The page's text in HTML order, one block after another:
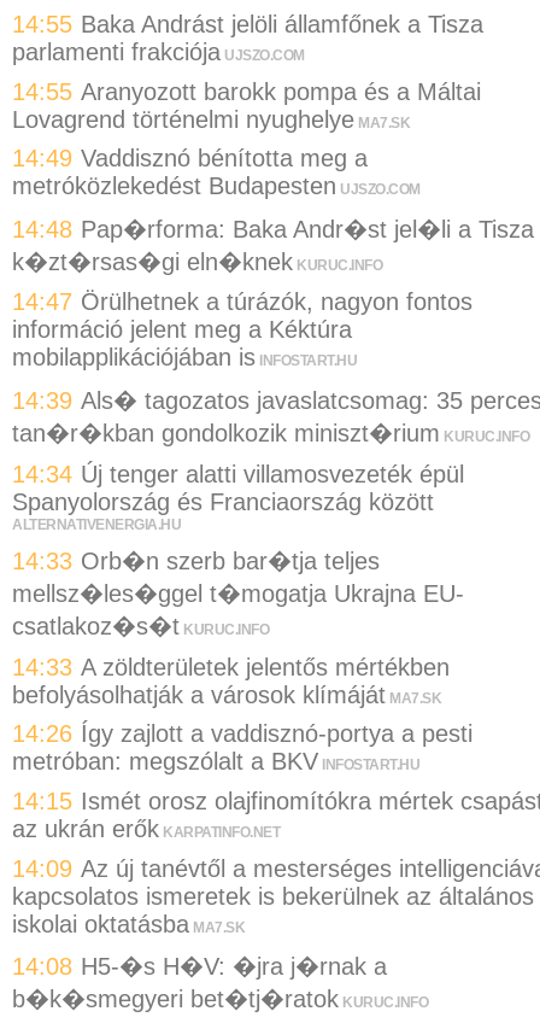
14:55 Baka Andrást jelöli államfőnek a Tisza
parlamenti frakciója UJSZO.COM
14:55 Aranyozott barokk pompa és a Máltai
Lovagrend történelmi nyughelye MA7.SK
14:49 Vaddisznó bénította meg a
metróközlekedést Budapesten UJSZO.COM
14:48 Pap�rforma: Baka Andr�st jel�li a Tisza
k�zt�rsas�gi eln�knek KURUC.INFO
14:47 Örülhetnek a túrázók, nagyon fontos
információ jelent meg a Kéktúra
mobilapplikációjában is INFOSTART.HU
14:39 Als� tagozatos javaslatcsomag: 35
tan�r�kban gondolkozik miniszt�rium KURUC.INFO
14:34 Új tenger alatti villamosvezeték épül
Spanyolország és Franciaország között
ALTERNATIVENERGIA.HU
14:33 Orb�n szerb bar�tja teljes
mellsz�les�ggel t�mogatja Ukrajna EU-
csatlakoz�s�t KURUC.INFO
14:33 A zöldterületek jelentős mértékben
befolyásolhatják a városok klímáját MA7.SK
14:26 Így zajlott a vaddisznó-portya a pesti
metróban: megszólalt a BKV INFOSTART.HU
14:15 Ismét orosz olajfinomítókra mértek
az ukrán erők KARPATINFO.NET
14:09 Az új tanévtől a mesterséges
kapcsolatos ismeretek is bekerülnek az általános
iskolai oktatásba MA7.SK
14:08 H5-�s H�V: �jra j�rnak a
b�k�smegyeri bet�tj�ratok KURUC.INFO